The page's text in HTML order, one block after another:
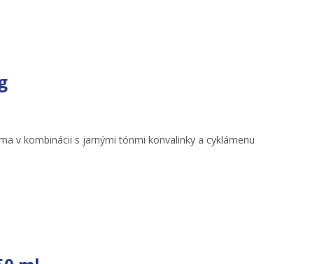
v kombinácii s jarnými tónmi konvalinky a cyklámenu